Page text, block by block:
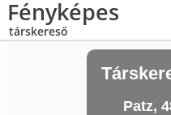
Fényképes
társkereső
Patz,